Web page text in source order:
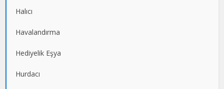
Halıcı
Havalandırma
Hediyelik Eşya
Hurdacı